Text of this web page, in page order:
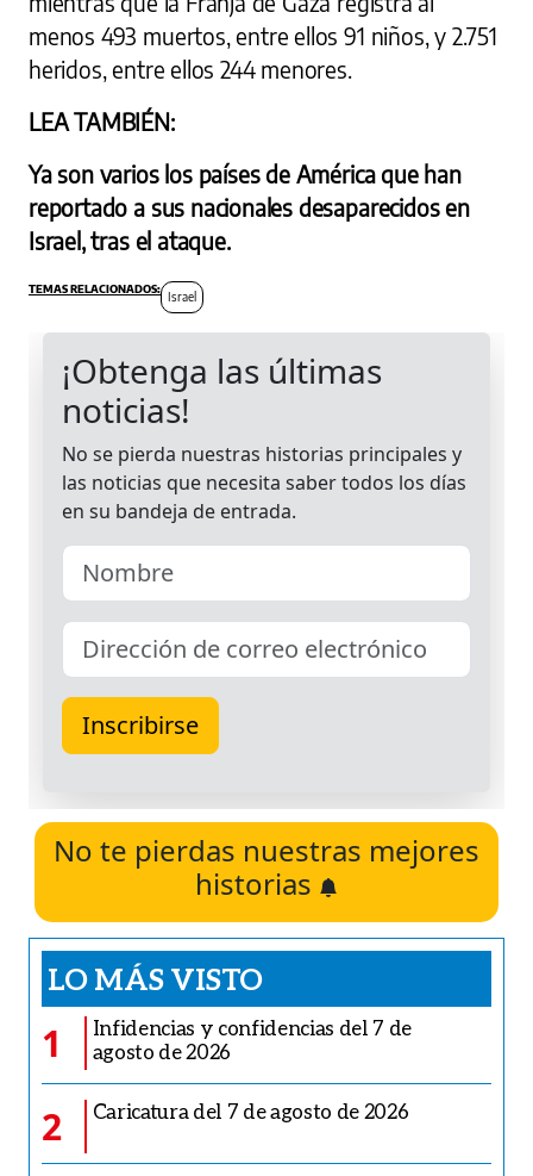
menos 493 muertos, entre ellos 91 niños, y 2.751
heridos, entre ellos 244 menores.
LEA TAMBIÉN:
Ya son varios los países de América que han
reportado a sus nacionales desaparecidos en
Israel, tras el ataque.
Israel
No te pierdas nuestras mejores
historias
LO MÁS VISTO
1
Infidencias y confidencias del 7 de
agosto de 2026
2 Caricatura del 7 de agosto de 2026